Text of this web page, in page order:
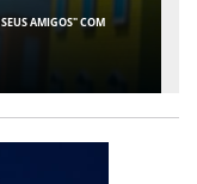
ESPAÇO EM SERGIPE